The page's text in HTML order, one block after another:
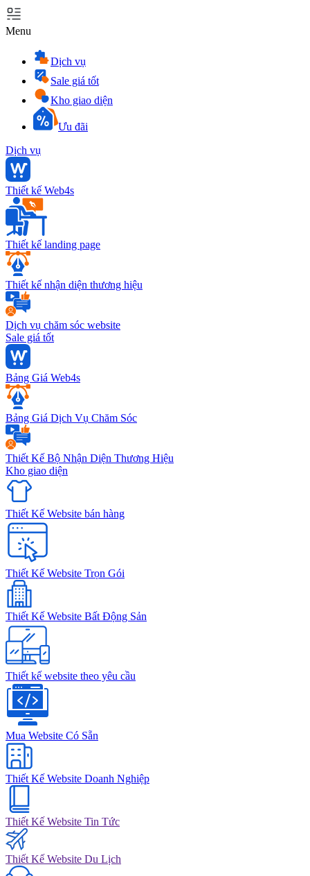
Menu
Dịch vụ
Sale giá tốt
Kho giao diện
Ưu đãi
Dịch vụ
Thiết kế Web4s
Thiết kế landing page
Thiết kế nhận diện thương hiệu
Dịch vụ chăm sóc website
Sale giá tốt
Bảng Giá Web4s
Bảng Giá Dịch Vụ Chăm Sóc
Thiết Kế Bộ Nhận Diện Thương Hiệu
Kho giao diện
Thiết Kế Website bán hàng
Thiết Kế Website Trọn Gói
Thiết Kế Website Bất Động Sản
Thiết kế website theo yêu cầu
Mua Website Có Sẵn
Thiết Kế Website Doanh Nghiệp
Thiết Kế Website Tin Tức
Thiết Kế Website Du Lịch